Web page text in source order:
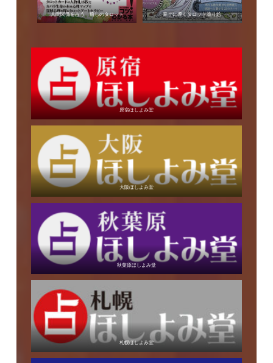
人間関係を占う 癒しのタロット 幸せに導くタロット塗り絵
原宿ほしよみ堂
大阪ほしよみ堂
秋葉原ほしよみ堂
札幌ほしよみ堂